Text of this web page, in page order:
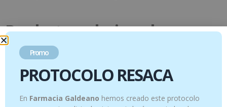
Productos relacionados
Promo
PROTOCOLO RESACA
En Farmacia Galdeano hemos creado este protocolo